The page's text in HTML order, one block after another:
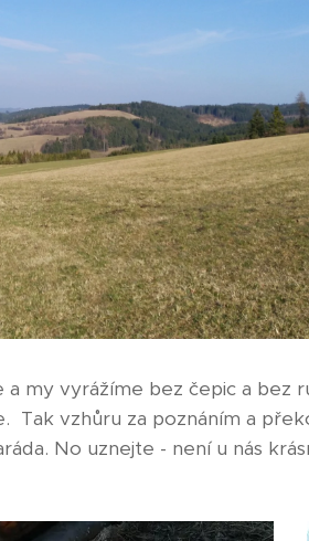
my vyrážíme bez čepic a bez
Tak vzhůru za poznáním a
No uznejte - není u nás